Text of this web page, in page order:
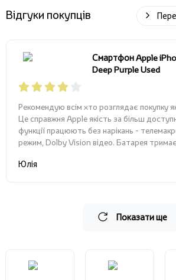
Відгуки покупців
Смартфон Apple
Deep Purple Used
Рекомендую всім хто розглядає покупку
Це справжня Apple якість за більш
функції працюють без нарікань -
режим, Dolby Vision відео. Батарея
Юлія
Показати ще